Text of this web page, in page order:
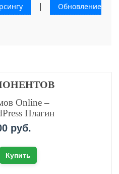
|
Обновление
Online –
Плагин
руб.
Купить